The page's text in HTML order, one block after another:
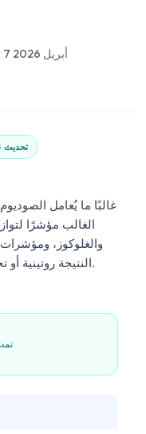
7 أبريل 2026
تحديث 2026
غالبًا ما يُعامل
الغالب مؤشرًا
والغلوكوز، ومؤشرات
النتيجة روتينية أو تحتاج إلى نفس اليوم أو تُعد حالة عاجلة.
🩺